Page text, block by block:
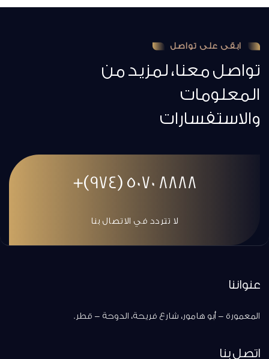
ابقى على تواصل
تواصل معنا، لمزيد من
المعلومات
والاستفسارات
8888 5070 (974)+
لا تتردد في الاتصال بنا
عنواننا
المعمورة - أبو هامور، شارع فريحة، الدوحة - قطر.
اتصل بنا